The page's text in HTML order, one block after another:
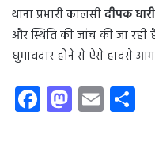
थाना प्रभारी कालसीदीपक
और स्थिति की जांच की जा
घुमावदार होने से ऐसे हादसे आम
Fa
ce
M
as
E
m